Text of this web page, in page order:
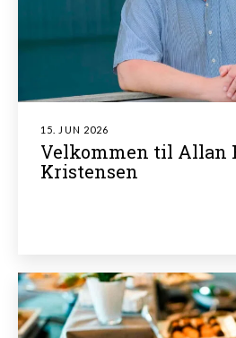
15. JUN 2026
Velkommen til Allan
Kristensen